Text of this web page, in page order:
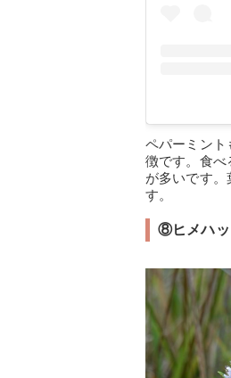
ペパーミント
徴です。食べ
が多いです
す。
⑧ヒメハッ